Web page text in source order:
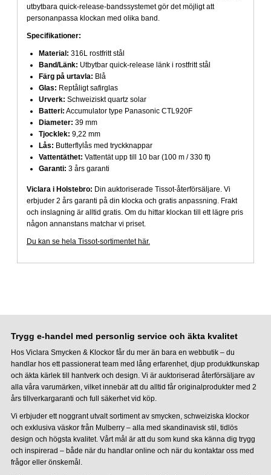
utbytbara quick-release-bandssystemet gör det möjligt att
personanpassa klockan med olika band.
Specifikationer:
Material: 316L rostfritt stål
Band/Länk: Utbytbar quick-release länk i rostfritt stål
Färg på urtavla: Blå
Glas: Reptåligt safirglas
Urverk: Schweiziskt quartz solar
Batteri: Accumulator type Panasonic CTL920F
Diameter: 39 mm
Tjocklek: 9,22 mm
Lås: Butterflylås med tryckknappar
Vattentäthet: Vattentät upp till 10 bar (100 m / 330 ft)
Garanti: 3 års garanti
Viclara i Holstebro: Din auktoriserade Tissot-återförsäljare. Vi
erbjuder 2 års garanti på din klocka och gratis anpassning. Frakt
och inslagning är alltid gratis. Om du hittar klockan till ett lägre pris
någon annanstans matchar vi priset.
Du kan se hela Tissot-sortimentet här.
Trygg e-handel med personlig service och äkta kvalitet
Hos Viclara Smycken & Klockor får du mer än bara en webbutik – du
handlar hos ett passionerat team med lång erfarenhet, djup produktkunskap
och äkta kärlek till hantverk och design. Vi är auktoriserad återförsäljare av
alla våra varumärken, vilket innebär att du alltid får originalprodukter med 2
års tillverkargaranti och full säkerhet vid köp.
Vi erbjuder ett noggrant utvalt sortiment av smycken, schweiziska klockor
och exklusiva väskor från Mulberry – alla med skandinavisk stil, tidlös
design och högsta kvalitet. Vårt mål är att du som kund ska känna dig trygg
och inspirerad – både när du handlar online och när du kontaktar oss med
frågor eller önskemål.